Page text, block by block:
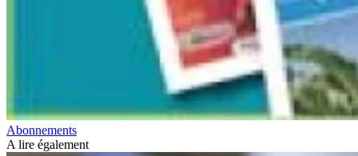
Abonnements
A lire également